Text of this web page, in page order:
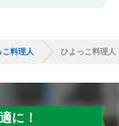
こ料理人 ひよっこ料理人
に！